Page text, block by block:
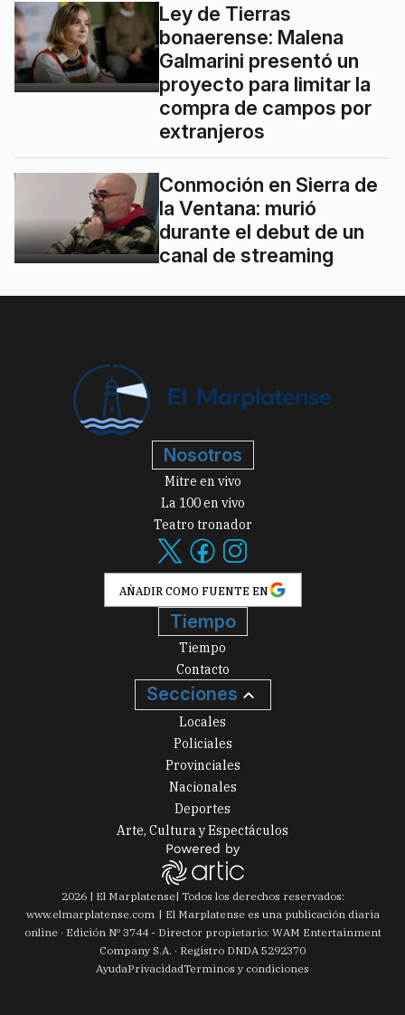
Ley de Tierras
bonaerense: Malena
Galmarini presentó un
proyecto para limitar la
compra de campos por
extranjeros
Conmoción en Sierra de
la Ventana: murió
durante el debut de un
canal de streaming
Nosotros
Mitre en vivo
La 100 en vivo
Teatro tronador
AÑADIR COMO FUENTE EN
Tiempo
Tiempo
Contacto
Secciones
Locales
Policiales
Provinciales
Nacionales
Deportes
Arte, Cultura y Espectáculos
2026| El Marplatense| Todos los derechos reservados:
www.elmarplatense.com
El Marplatense es una publicación diaria
online · Edición Nº 3744- Director propietario: WAM Entertainment
Company S.A. · Registro DNDA 5292370
AyudaPrivacidadTerminos y condiciones